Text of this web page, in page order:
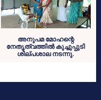
അനുപമ മോഹന്റെ
നേതൃത്വത്തില്‍ കുച്ചുപ്പുടി
ശില്പശാല നടന്നു.